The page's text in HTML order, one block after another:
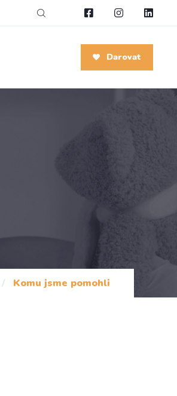
Darovat
/ Komu jsme pomohli